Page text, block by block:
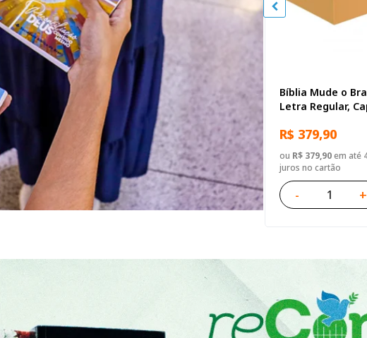
Bíblia Mude o
Letra Regular,
R$ 379,90
ou R$ 379,90em até
juros no cartão
- +